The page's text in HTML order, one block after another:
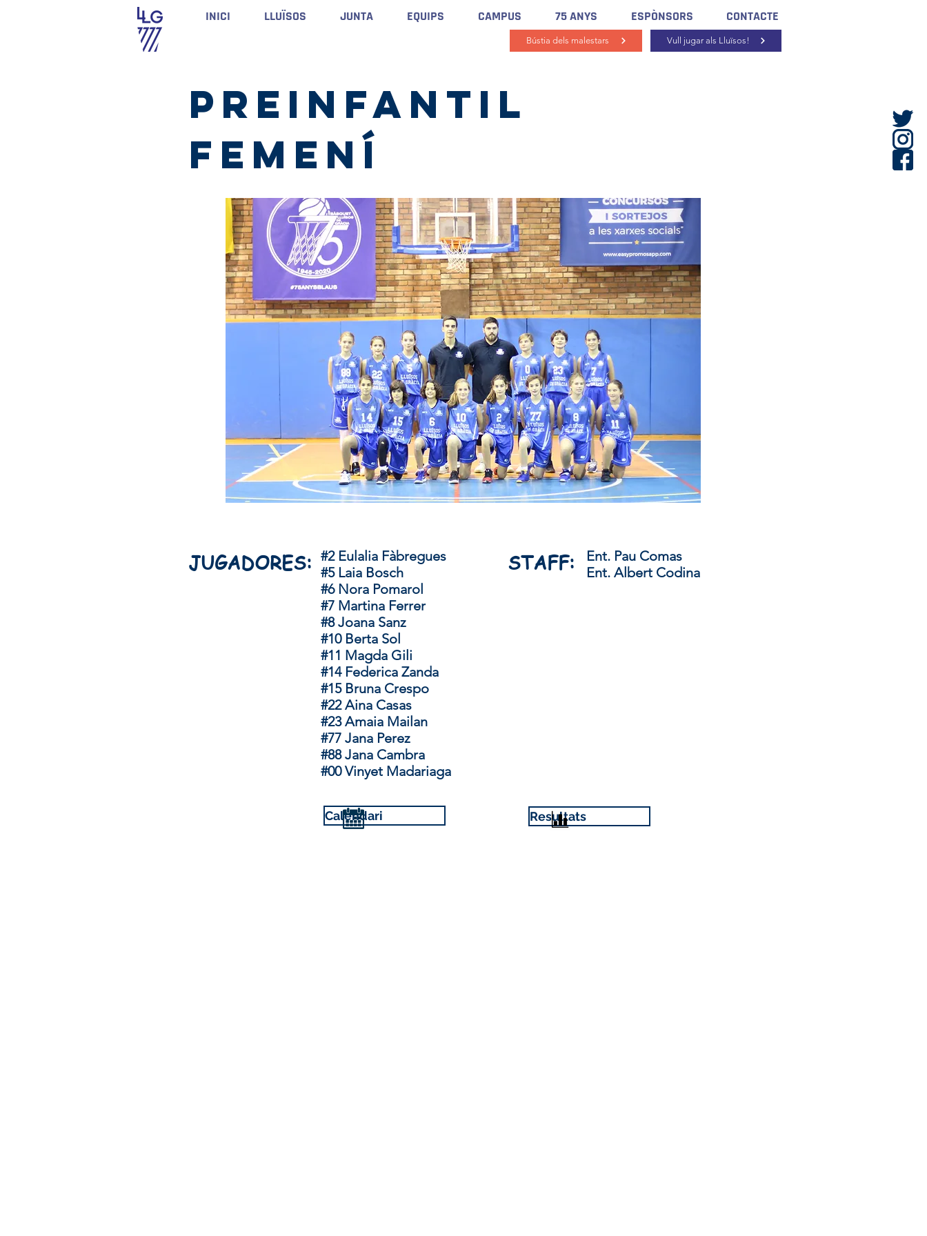
INICI LLUÏSOS JUNTA EQUIPS CAMPUS 75 ANYS ESPÒNSORS CONTACTE
Bústia dels malestars Vull jugar als Lluïsos!
PREINFANTIL
femení
JUGADORES: #2 Eulalia Fàbregues
#5 Laia Bosch
#6 Nora Pomarol
#7 Martina Ferrer
#8 Joana Sanz
#10 Berta Sol
#11 Magda Gili
#14 Federica Zanda
#15 Bruna Crespo
#22 Aina Casas
#23 Amaia Mailan
#77 Jana Perez
#88 Jana Cambra
#00 Vinyet Madariaga
STAFF:
Ent. Pau Comas
Ent. Albert Codina
Calendari Resultats